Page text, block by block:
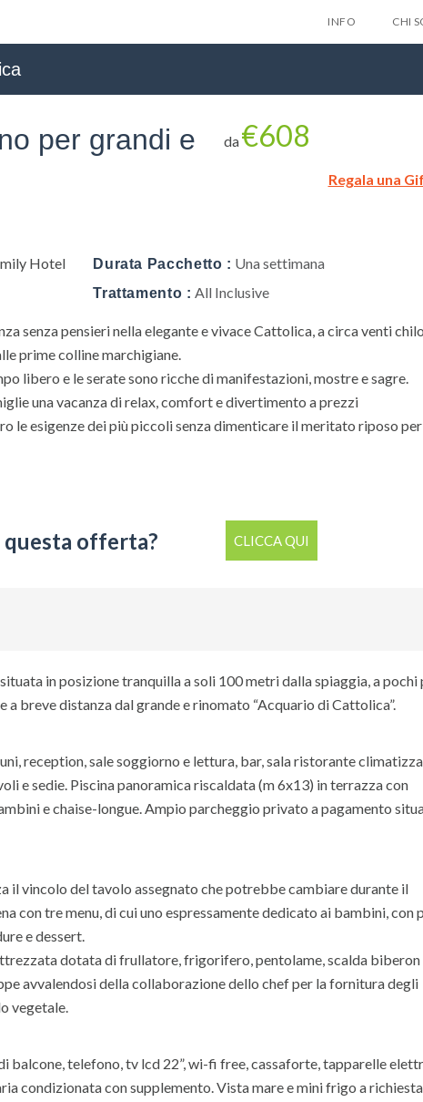
Lascia
Privacy Policy
INFO CHI
per grandi e
da€608
Regala una
Hotel Durata Pacchetto : Una settimana
Trattamento : All Inclusive
senza pensieri nella elegante e vivace Cattolica, a circa venti
prime colline marchigiane.
libero e le serate sono ricche di manifestazioni, mostre e sagre.
una vacanza di relax, comfort e divertimento a prezzi
le esigenze dei più piccoli senza dimenticare il meritato riposo
offerta? CLICCA QUI
in posizione tranquilla a soli 100 metri dalla spiaggia, a pochi
breve distanza dal grande e rinomato “Acquario di Cattolica”.
reception, sale soggiorno e lettura, bar, sala ristorante
e sedie. Piscina panoramica riscaldata (m 6x13) in terrazza con
e chaise-longue. Ampio parcheggio privato a pagamento
il vincolo del tavolo assegnato che potrebbe cambiare durante il
con tre menu, di cui uno espressamente dedicato ai bambini, con
e dessert.
dotata di frullatore, frigorifero, pentolame, scalda biberon
avvalendosi della collaborazione dello chef per la fornitura degli
vegetale.
balcone, telefono, tv lcd 22”, wi-fi free, cassaforte, tapparelle
condizionata con supplemento. Vista mare e mini frigo a